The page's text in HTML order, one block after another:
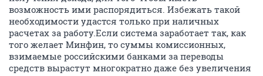
возможность ими распорядиться. Избежать такой
необходимости удастся только при наличных
расчетах за работу.Если система заработает так, как
того желает Минфин, то суммы комиссионных,
взимаемые российскими банками за переводы
средств вырастут многократно даже без увеличения